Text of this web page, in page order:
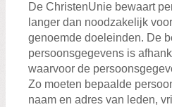
De ChristenUnie bewaart
langer dan noodzakelijk
genoemde doeleinden. De
persoonsgegevens is
waarvoor de
Zo moeten bepaalde
naam en adres van leden,